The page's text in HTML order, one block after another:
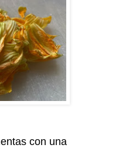
con una